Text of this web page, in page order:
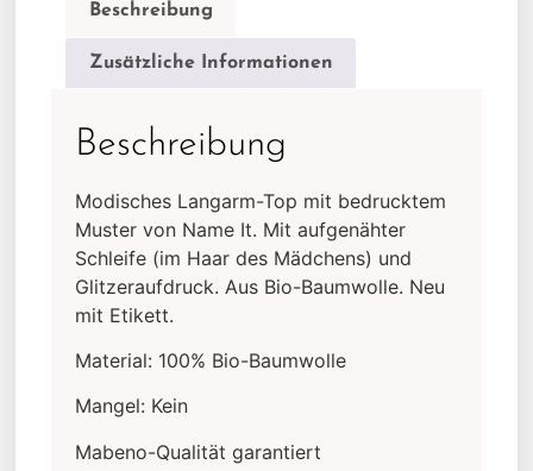
Beschreibung
Zusätzliche Informationen
Beschreibung
Modisches Langarm-Top mit bedrucktem
Muster von Name It. Mit aufgenähter
Schleife (im Haar des Mädchens) und
Glitzeraufdruck. Aus Bio-Baumwolle. Neu
mit Etikett.
Material: 100% Bio-Baumwolle
Mangel: Kein
Mabeno-Qualität garantiert